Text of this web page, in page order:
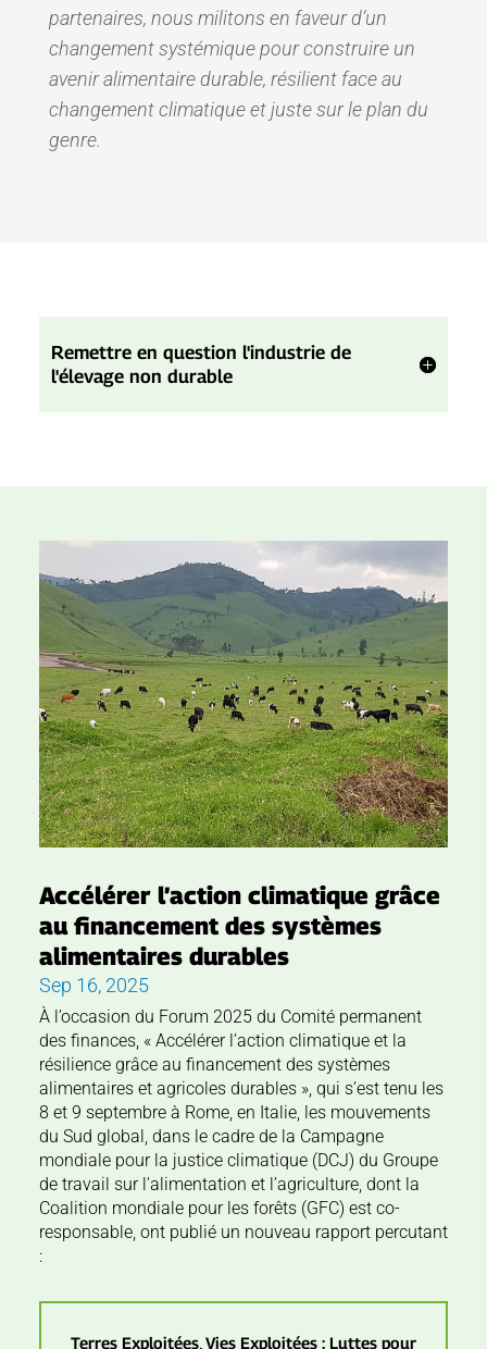
partenaires, nous militons en faveur d’un
changement systémique pour construire un
avenir alimentaire durable, résilient face au
changement climatique et juste sur le plan du
genre.
Remettre en question l'industrie de
l'élevage non durable
Accélérer l’action climatique grâce
au financement des systèmes
alimentaires durables
Sep 16, 2025
À l’occasion du Forum 2025 du Comité permanent
des finances, « Accélérer l’action climatique et la
résilience grâce au financement des systèmes
alimentaires et agricoles durables », qui s’est tenu les
8 et 9 septembre à Rome, en Italie, les mouvements
du Sud global, dans le cadre de la Campagne
mondiale pour la justice climatique (DCJ) du Groupe
de travail sur l’alimentation et l’agriculture, dont la
Coalition mondiale pour les forêts (GFC) est co-
responsable, ont publié un nouveau rapport percutant
:
Terres Exploitées, Vies Exploitées : Luttes pour